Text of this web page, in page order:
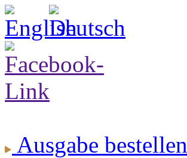
Ausgabe bestellen